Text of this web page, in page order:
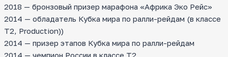
2018 — бронзовый призер марафона «Африка Эко Рейс»
2014 — обладатель Кубка мира по ралли-рейдам (в классе
T2, Production))
2014 — призер этапов Кубка мира по ралли-рейдам
2014 — чемпион России в классе Т2